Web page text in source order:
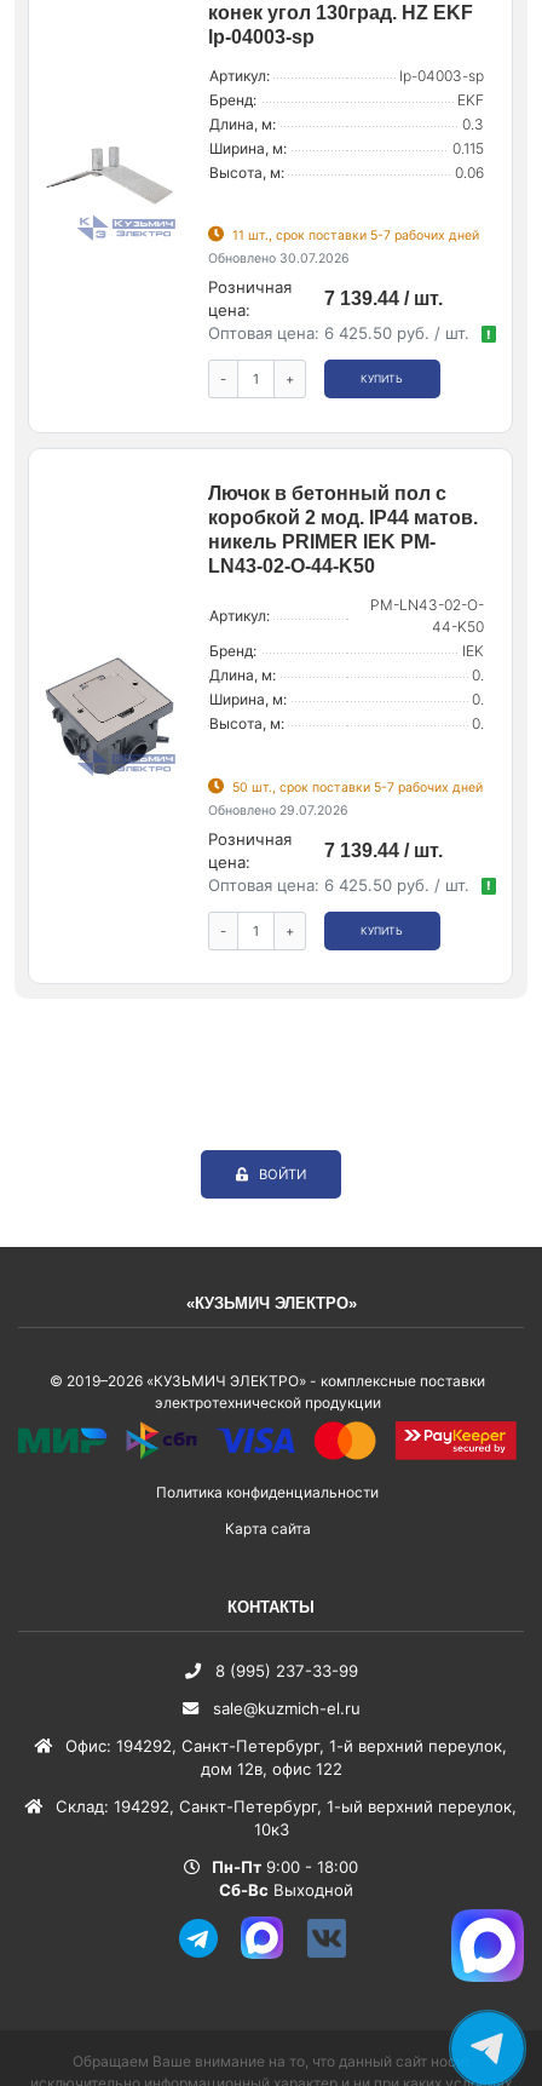
конек угол 130град. HZ EKF
lp-04003-sp
Артикул:
lp-04003-sp
Бренд:
EKF
Длина, м:
0.3
Ширина, м:
0.115
Высота, м:
0.06
11 шт., срок поставки 5-7 рабочих дней
Обновлено 30.07.2026
Розничная
цена:
7 139.44 / шт.
Оптовая цена: 6 425.50 руб. / шт. !
- + КУПИТЬ
Лючок в бетонный пол с
коробкой 2 мод. IP44 матов.
никель PRIMER IEK PM-
LN43-02-O-44-K50
Артикул:
PM-LN43-02-O-
44-K50
Бренд:
IEK
Длина, м:
0.
Ширина, м:
0.
Высота, м:
0.
50 шт., срок поставки 5-7 рабочих дней
Обновлено 29.07.2026
Розничная
цена:
7 139.44 / шт.
Оптовая цена: 6 425.50 руб. / шт. !
- + КУПИТЬ
ВОЙТИ
«КУЗЬМИЧ ЭЛЕКТРО»
© 2019–2026 «КУЗЬМИЧ ЭЛЕКТРО» - комплексные поставки
электротехнической продукции
Политика конфиденциальности
Карта сайта
КОНТАКТЫ
8 (995) 237-33-99
sale@kuzmich-el.ru
Офис: 194292, Санкт-Петербург, 1-й верхний переулок,
дом 12в, офис 122
Склад: 194292, Санкт-Петербург, 1-ый верхний переулок,
10к3
Пн-Пт 9:00 - 18:00
Сб-Вс Выходной
Обращаем Ваше внимание на то, что данный сайт носит